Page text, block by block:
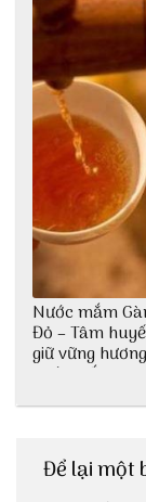
Nước mắm
Đỏ – Tâm
giữ vững
nước mắm sau
Để lại một